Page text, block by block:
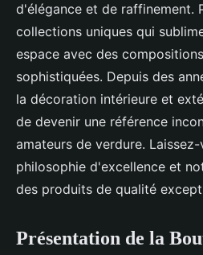
d'élégance et de raffinement.
collections uniques qui
espace avec des
sophistiquées. Depuis des
la décoration intérieure et
de devenir une référence
amateurs de verdure.
philosophie d'excellence et
des produits de qualité
Présentation de la